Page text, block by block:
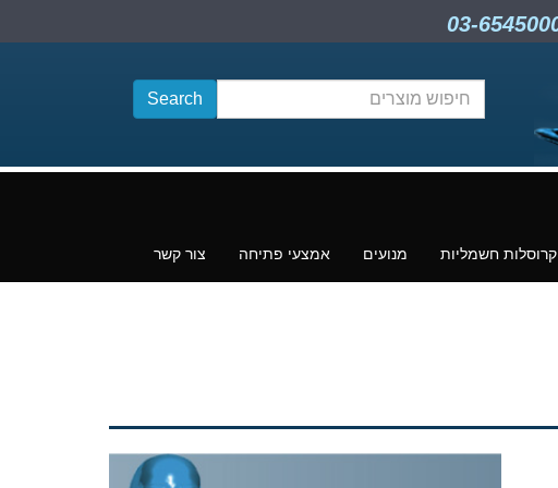
חיפוש
תוכן
קרוסלות חשמליות מנועים אמצעי פתיחה צור קשר